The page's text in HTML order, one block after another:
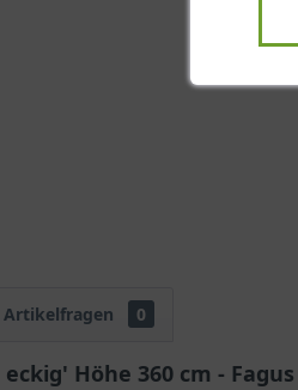
Artikelfragen 0
Höhe 360 cm -